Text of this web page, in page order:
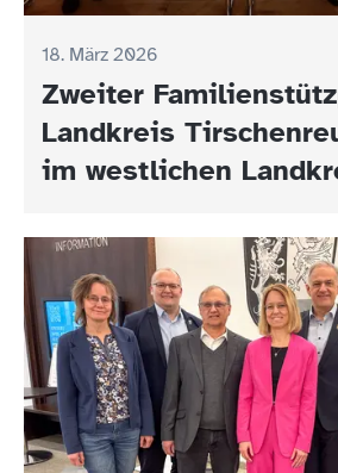
18. März 2026
Zweiter
Landkreis
im westlichen